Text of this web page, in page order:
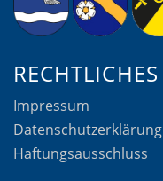
RECHTLICHES
Impressum
Datenschutzerklärung
Haftungsausschluss